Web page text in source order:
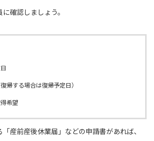
確認しましょう。
帰する場合は復帰予定日）
希望
産前産後休業届」などの申請書があれば、